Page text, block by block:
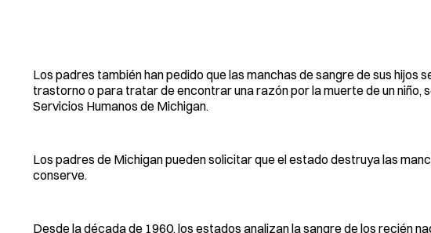
Los padres también han pedido que las manchas de sangre de sus hijos
trastorno o para tratar de encontrar una razón por la muerte de un niño,
Servicios Humanos de Michigan.
Los padres de Michigan pueden solicitar que el estado destruya las
conserve.
Desde la década de 1960, los estados analizan la sangre de los recién